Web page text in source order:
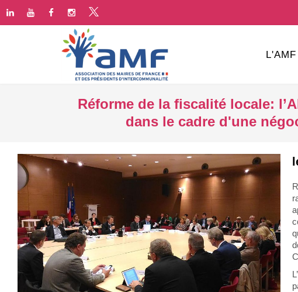
Réforme de la fiscalité locale:
dans le cadre d'une